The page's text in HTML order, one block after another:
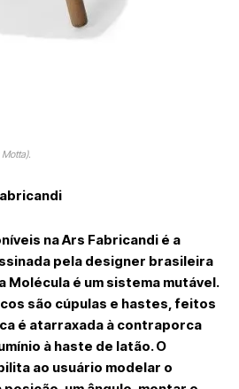
na Ars Fabricandi é a
pela designer brasileira
Molécula é um sistema mutável.
são cúpulas e hastes, feitos
é atarraxada à contraporca
à haste de latão. O
ao usuário modelar o